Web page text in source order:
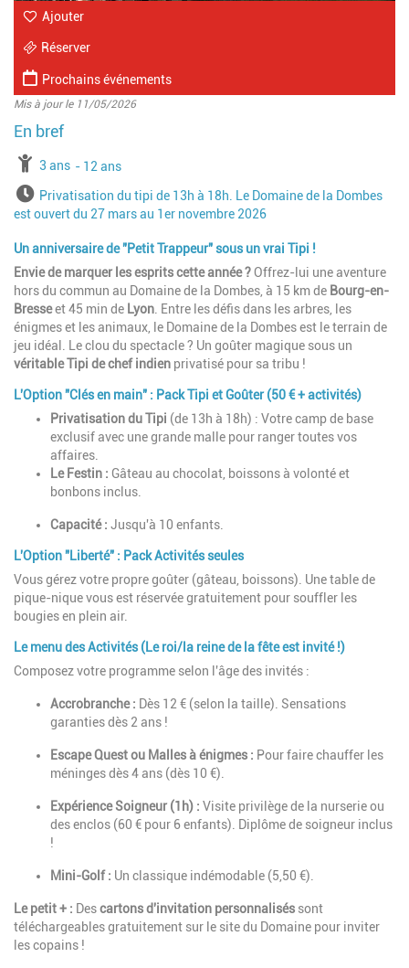
Ajouter
Réserver
Prochains événements
Mis à jour le 11/05/2026
à partir de
3 ans jusqu'à l'âge de
12 ans
HorairesPrivatisation du tipi de 13h à 18h. Le Domaine de la Dombes
est ouvert du 27 mars au 1er novembre 2026
Un anniversaire de "Petit Trappeur" sous un vrai Tipi !
Envie de marquer les esprits cette année ?Offrez-lui une aventure
hors du commun au Domaine de la Dombes, à 15 km de Bourg-en-
Bresseet 45 min de Lyon . Entre les défis dans les arbres, les
énigmes et les animaux, le Domaine de la Dombes est le terrain de
jeu idéal. Le clou du spectacle ? Un goûter magique sous un
véritable Tipi de chef indien privatisé pour sa tribu !
L'Option "Clés en main" : Pack Tipi et Goûter (50 € + activités)
Privatisation du Tipi (de 13h à 18h) : Votre camp de base
exclusif avec une grande malle pour ranger toutes vos
affaires.
Le Festin : Gâteau au chocolat, boissons à volonté et
bonbons inclus.
Capacité : Jusqu'à 10 enfants.
L'Option "Liberté" : Pack Activités seules
Vous gérez votre propre goûter (gâteau, boissons). Une table de
pique-nique vous est réservée gratuitement pour souffler les
bougies en plein air.
Le menu des Activités (Le roi/la reine de la fête est invité !)
Composez votre programme selon l'âge des invités :
Accrobranche : Dès 12 € (selon la taille). Sensations
garanties dès 2 ans !
Escape Quest ou Malles à énigmes : Pour faire chauffer les
méninges dès 4 ans (dès 10 €).
Expérience Soigneur (1h) : Visite privilège de la nurserie ou
des enclos (60 € pour 6 enfants). Diplôme de soigneur inclus
!
Mini-Golf : Un classique indémodable (5,50 €).
Le petit + : Descartons d'invitation personnalisés sont
téléchargeables gratuitement sur le site du Domaine pour inviter
les copains !